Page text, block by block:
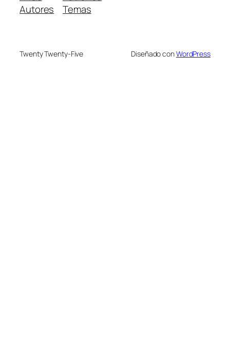
Autores
Temas
Twenty Twenty-Five Diseñado conWordPress